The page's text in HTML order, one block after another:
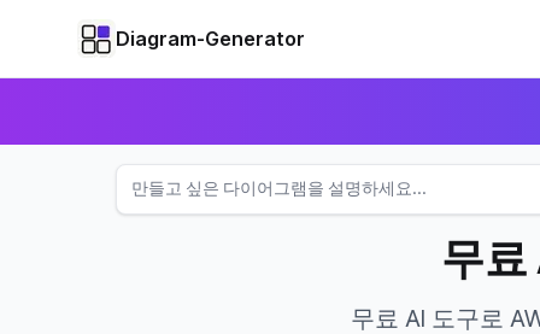
Diagram-Generator
무료
무료 AI 도구로